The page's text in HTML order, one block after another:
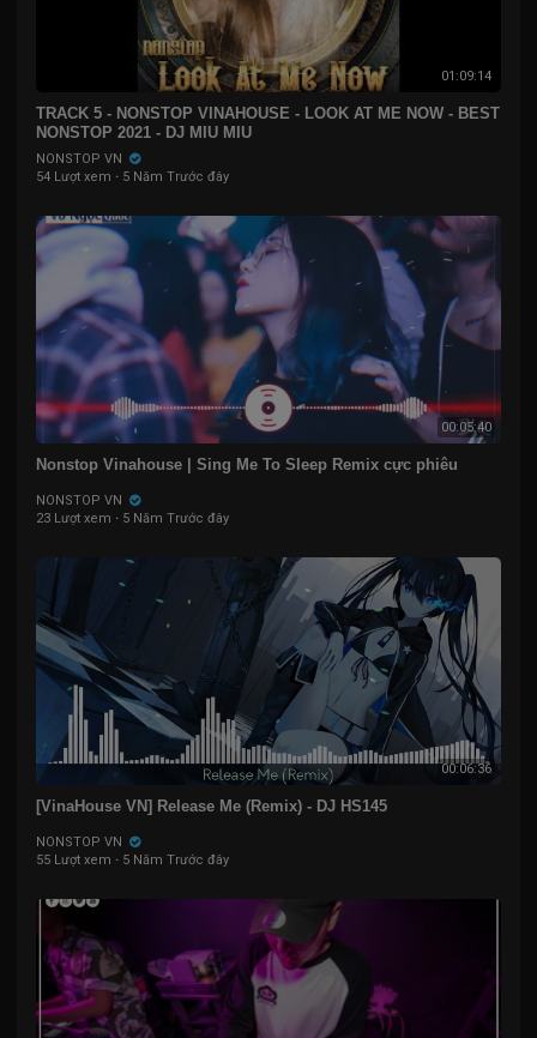
01:09:14
TRACK 5 - NONSTOP VINAHOUSE - LOOK AT ME NOW - BEST
NONSTOP 2021 - DJ MIU MIU
NONSTOP VN
54 Lượt xem · 5 Năm Trước đây
00:05:40
Nonstop Vinahouse | Sing Me To Sleep Remix cực phiêu
NONSTOP VN
23 Lượt xem · 5 Năm Trước đây
00:06:36
[VinaHouse VN] Release Me (Remix) - DJ HS145
NONSTOP VN
55 Lượt xem · 5 Năm Trước đây